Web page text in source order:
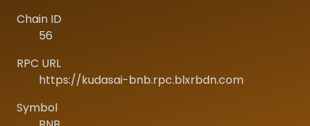
Chain ID
56
RPC URL
https://kudasai-bnb.rpc.blxrbdn.com
Symbol